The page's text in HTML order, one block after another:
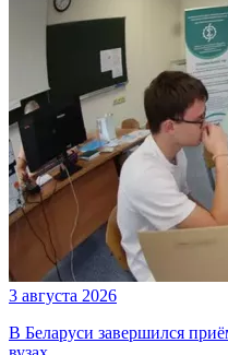
3 августа 2026
В Беларуси завершился